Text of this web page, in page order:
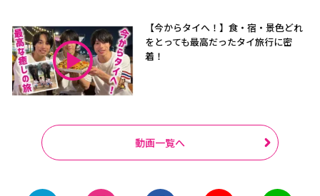
【今からタイへ！】食・宿・景色どれ
をとっても最高だったタイ旅行に密
着！
動画一覧へ